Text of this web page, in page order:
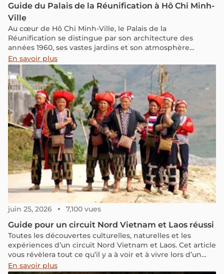
Guide du Palais de la Réunification à Hô Chi Minh-
Ville
Au cœur de Hô Chi Minh-Ville, le Palais de la
Réunification se distingue par son architecture des
années 1960, ses vastes jardins et son atmosphère
paisible. Lieu majeur de l’histoire contemporaine du
Vietnam, il séduit aussi par ses salons, ses bureaux, ses
espaces privés et son bunker, remarquablement
conservés.
En savoir plus
juin 25, 2026 7,100 vues
Guide pour un circuit Nord Vietnam et Laos réussi
Toutes les découvertes culturelles, naturelles et les
expériences d’un circuit Nord Vietnam et Laos. Cet article
vous révèlera tout ce qu’il y a à voir et à vivre lors d’un
circuit Nord Vietnam et Laos.
En savoir plus